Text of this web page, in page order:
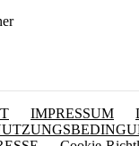
IMPRESSUM